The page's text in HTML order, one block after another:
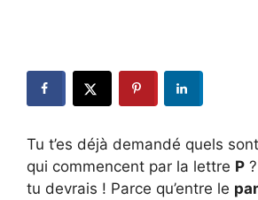
Tu t’es déjà demandé quels
qui commencent par la lettre P
tu devrais ! Parce qu’entre le